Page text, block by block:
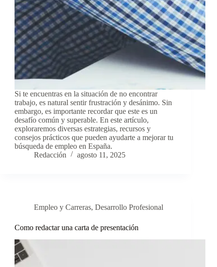
Si te encuentras en la situación de no encontrar
trabajo, es natural sentir frustración y desánimo. Sin
embargo, es importante recordar que este es un
desafío común y superable. En este artículo,
exploraremos diversas estrategias, recursos y
consejos prácticos que pueden ayudarte a mejorar tu
búsqueda de empleo en España.
Redacción
agosto 11, 2025
Empleo y Carreras, Desarrollo Profesional
Como redactar una carta de presentación